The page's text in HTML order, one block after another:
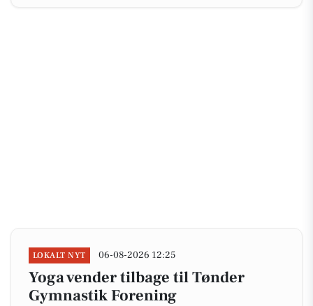
LOKALT NYT 06-08-2026 12:25
Yoga vender tilbage til Tønder
Gymnastik Forening